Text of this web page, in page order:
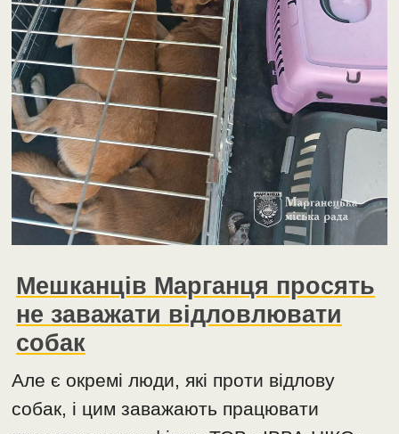
Мешканців Марганця просять
не заважати відловлювати
собак
Але є окремі люди, які проти відлову
собак, і цим заважають працювати